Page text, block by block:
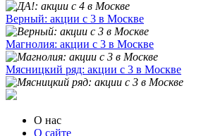
Верный: акции с 3 в Москве
Магнолия: акции с 3 в Москве
Мясницкий ряд: акции с 3 в Москве
О нас
О сайте